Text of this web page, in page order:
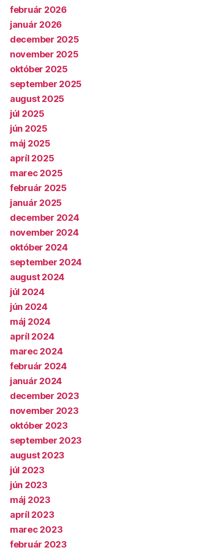
február 2026
január 2026
december 2025
november 2025
október 2025
september 2025
august 2025
júl 2025
jún 2025
máj 2025
apríl 2025
marec 2025
február 2025
január 2025
december 2024
november 2024
október 2024
september 2024
august 2024
júl 2024
jún 2024
máj 2024
apríl 2024
marec 2024
február 2024
január 2024
december 2023
november 2023
október 2023
september 2023
august 2023
júl 2023
jún 2023
máj 2023
apríl 2023
marec 2023
február 2023